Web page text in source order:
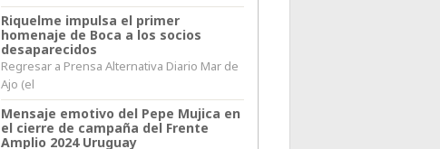
Riquelme impulsa el primer
homenaje de Boca a los socios
desaparecidos
Regresar a Prensa Alternativa Diario Mar de
Ajo (el
Mensaje emotivo del Pepe Mujica en
el cierre de campaña del Frente
Amplio 2024 Uruguay